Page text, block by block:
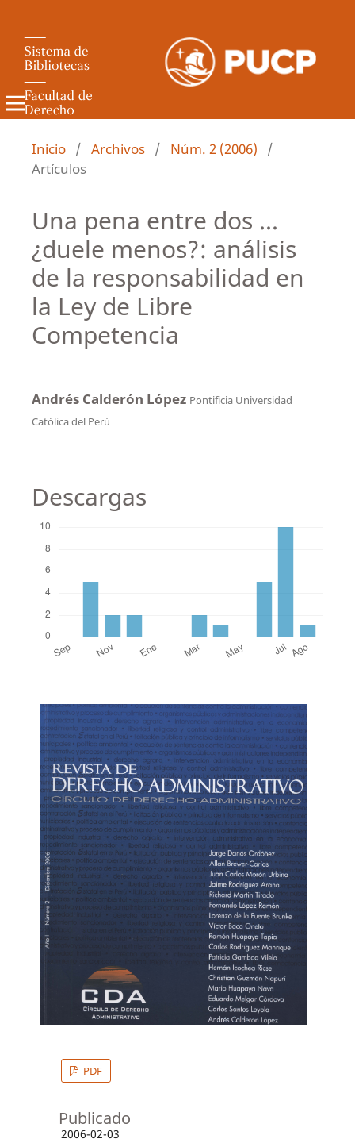
Revista de Derecho Administrativo
Inicio / Archivos / Núm. 2 (2006)
/
Artículos
Una pena entre dos ...
¿duele menos?: análisis
de la responsabilidad en
la Ley de Libre
Competencia
Andrés Calderón López Pontificia Universidad
Católica del Perú
Descargas
PDF
Publicado
2006-02-03